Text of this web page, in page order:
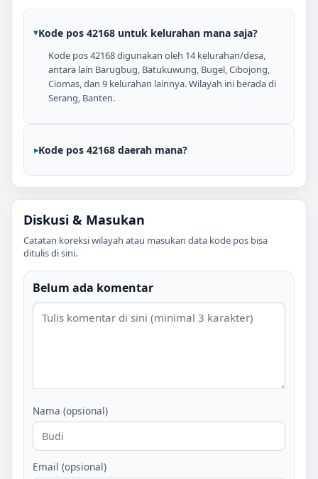
Kode pos 42168 untuk kelurahan mana saja?
Kode pos 42168 digunakan oleh 14 kelurahan/desa,
antara lain Barugbug, Batukuwung, Bugel, Cibojong,
Ciomas, dan 9 kelurahan lainnya. Wilayah ini berada di
Serang, Banten.
Kode pos 42168 daerah mana?
Diskusi & Masukan
Catatan koreksi wilayah atau masukan data kode pos bisa
ditulis di sini.
Belum ada komentar
Nama (opsional)
Email (opsional)